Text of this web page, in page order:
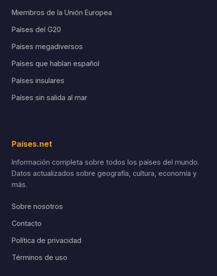
Miembros de la Unión Europea
Países del G20
Países megadiversos
Países que hablan español
Países insulares
Países sin salida al mar
Países.net
Información completa sobre todos los países del mundo.
Datos actualizados sobre geografía, cultura, economía y
más.
Sobre nosotros
Contacto
Política de privacidad
Términos de uso